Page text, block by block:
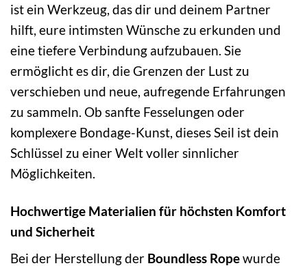
ist ein Werkzeug, das dir und deinem Partner
hilft, eure intimsten Wünsche zu erkunden und
eine tiefere Verbindung aufzubauen. Sie
ermöglicht es dir, die Grenzen der Lust zu
verschieben und neue, aufregende Erfahrungen
zu sammeln. Ob sanfte Fesselungen oder
komplexere Bondage-Kunst, dieses Seil ist dein
Schlüssel zu einer Welt voller sinnlicher
Möglichkeiten.
Hochwertige Materialien für höchsten Komfort
und Sicherheit
Bei der Herstellung der Boundless Ropewurde